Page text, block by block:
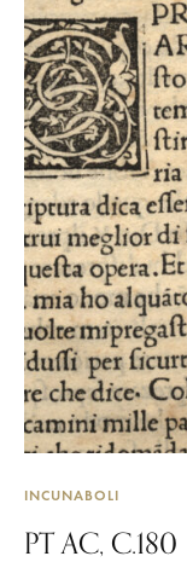
INCUNABOLI
PT AC, C.180